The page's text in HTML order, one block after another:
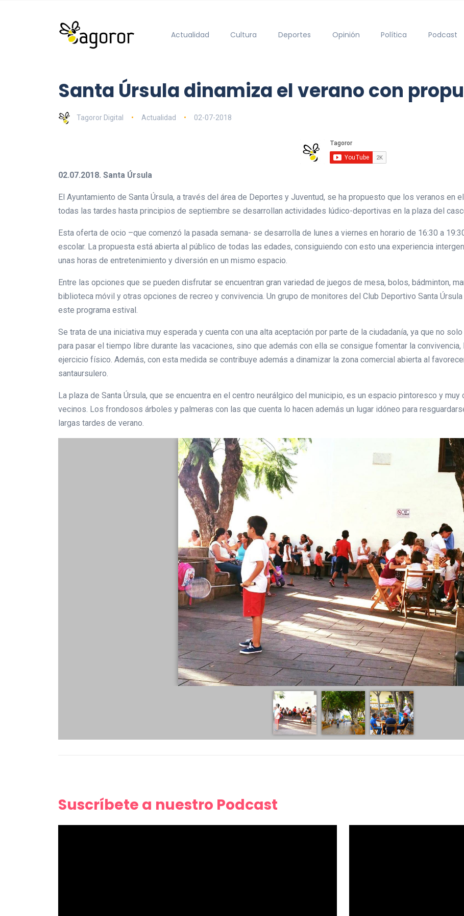
Actualidad Cultura Deportes Opinión Política Podcast
Santa Úrsula dinamiza el verano con
Tagoror Digital Actualidad 02-07-2018
02.07.2018. Santa Úrsula
El Ayuntamiento de Santa Úrsula, a través del área de Deportes y Juventud, se ha propuesto que los veranos en
todas las tardes hasta principios de septiembre se desarrollan actividades lúdico-deportivas en la plaza del
Esta oferta de ocio –que comenzó la pasada semana- se desarrolla de lunes a viernes en horario de 16:30 a
escolar. La propuesta está abierta al público de todas las edades, consiguiendo con esto una experiencia
unas horas de entretenimiento y diversión en un mismo espacio.
Entre las opciones que se pueden disfrutar se encuentran gran variedad de juegos de mesa, bolos, bádminton,
biblioteca móvil y otras opciones de recreo y convivencia. Un grupo de monitores del Club Deportivo Santa
este programa estival.
Se trata de una iniciativa muy esperada y cuenta con una alta aceptación por parte de la ciudadanía, ya que no
para pasar el tiempo libre durante las vacaciones, sino que además con ella se consigue fomentar la
ejercicio físico. Además, con esta medida se contribuye además a dinamizar la zona comercial abierta al
santaursulero.
La plaza de Santa Úrsula, que se encuentra en el centro neurálgico del municipio, es un espacio pintoresco y
vecinos. Los frondosos árboles y palmeras con las que cuenta lo hacen además un lugar idóneo para
largas tardes de verano.
Suscríbete a nuestro Podcast